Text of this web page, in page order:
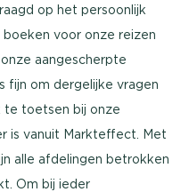
op het persoonlijk
voor onze reizen
aangescherpte
fijn om dergelijke vragen
te toetsen bij onze
is vanuit Markteffect. Met
alle afdelingen betrokken
Om bij ieder